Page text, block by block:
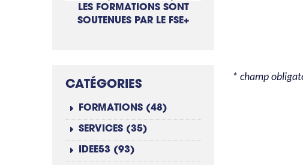
* champ
LES FORMATIONS SONT
SOUTENUES PAR LE FSE+
CATÉGORIES
FORMATIONS (48)
SERVICES (35)
IDEE53 (93)